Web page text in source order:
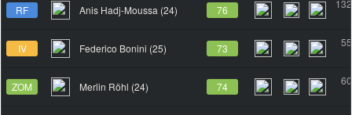
RF Anis Hadj-Moussa (24) 76
IV Federico Bonini (25) 73
ZOM Merlin Röhl (24) 74